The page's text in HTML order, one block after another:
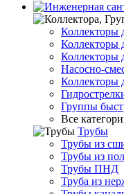
Коллекторы
Коллекторы
Коллекторы
Насосно-
Коллекторы
Группы
Все
Трубы
Трубы из
Трубы из
Трубы ПНД
Труба из